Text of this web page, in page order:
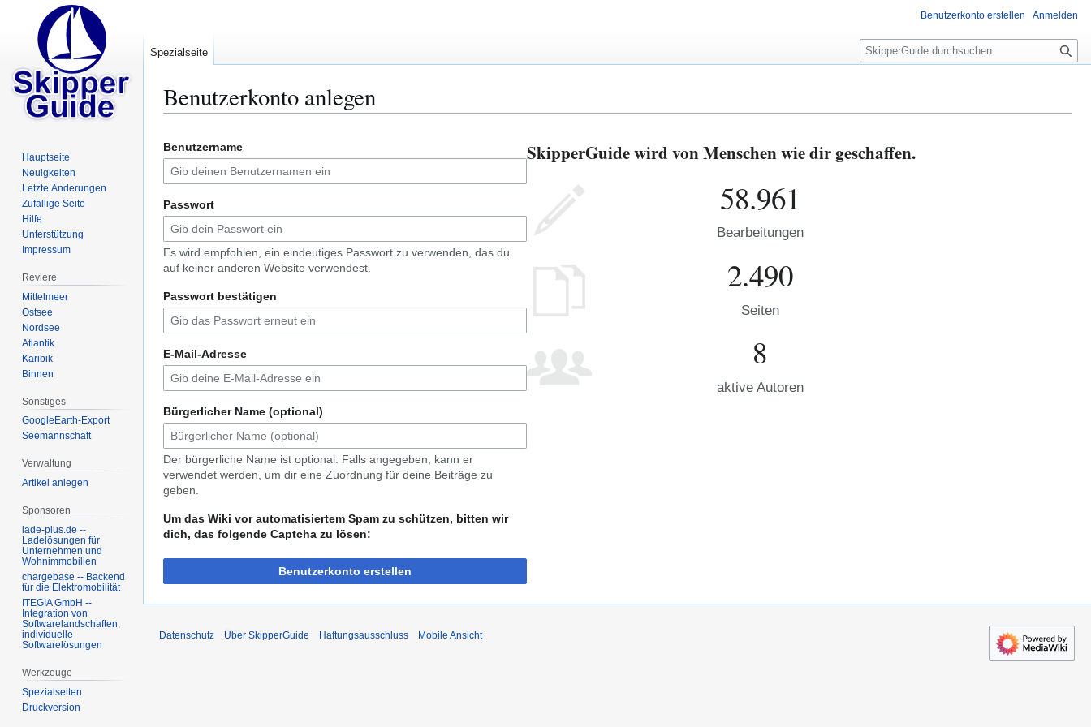
Benutzerkonto anlegen
Navigation
springen
Suche
springen
Benutzername
Passwort
Es wird empfohlen, ein eindeutiges Passwort zu verwenden, das du
auf keiner anderen Website verwendest.
Passwort bestätigen
E-Mail-Adresse
Bürgerlicher Name (optional)
Der bürgerliche Name ist optional. Falls angegeben, kann er
verwendet werden, um dir eine Zuordnung für deine Beiträge zu
geben.
Um das Wiki vor automatisiertem Spam zu schützen, bitten wir
dich, das folgende Captcha zu lösen:
Benutzerkonto erstellen
SkipperGuide wird von Menschen wie dir geschaffen.
58.961
Bearbeitungen
2.490
Seiten
8
aktive Autoren
Benutzerkonto erstellen Anmelden
Spezialseite
S
u
e
Hauptseite
Neuigkeiten
Letzte Änderungen
Zufällige Seite
Hilfe
Unterstützung
Impressum
Reviere
Mittelmeer
Ostsee
Nordsee
Atlantik
Karibik
Binnen
Sonstiges
GoogleEarth-Export
Seemannschaft
Verwaltung
Artikel anlegen
Sponsoren
lade-plus.de --
Ladelösungen für
Unternehmen und
Wohnimmobilien
chargebase -- Backend
für die Elektromobilität
ITEGIA GmbH --
Integration von
Softwarelandschaften,
individuelle
Softwarelösungen
Werkzeuge
Spezialseiten
Druckversion
Datenschutz Über SkipperGuide Haftungsausschluss Mobile Ansicht